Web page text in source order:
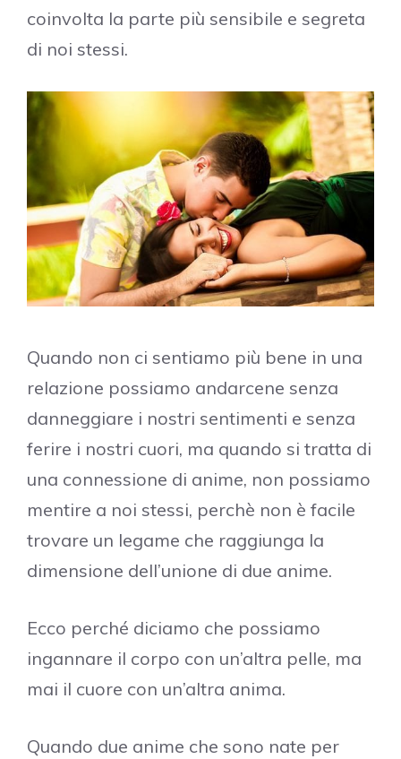
coinvolta la parte più sensibile e segreta
di noi stessi.
Quando non ci sentiamo più bene in una
relazione possiamo andarcene senza
danneggiare i nostri sentimenti e senza
ferire i nostri cuori, ma quando si tratta di
una connessione di anime, non possiamo
mentire a noi stessi, perchè non è facile
trovare un legame che raggiunga la
dimensione dell’unione di due anime.
Ecco perché diciamo che possiamo
ingannare il corpo con un’altra pelle, ma
mai il cuore con un’altra anima.
Quando due anime che sono nate per